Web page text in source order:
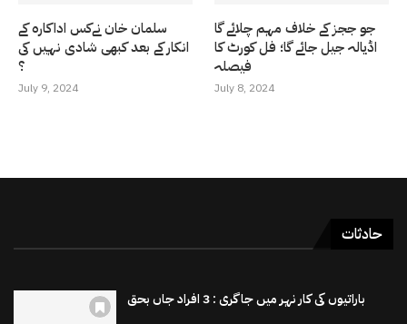
سلمان خان نےکس اداکارہ کے
انکار کے بعد کبھی شادی نہیں کی
؟
July 9, 2024
جو ججز کے خلاف مہم چلائے گا
اڈیالہ جیل جائے گا؛ فل کورٹ کا
فیصلہ
July 8, 2024
حادثات
باراتیوں کی کار نہر میں جاگری : 3 افراد جاں بحق